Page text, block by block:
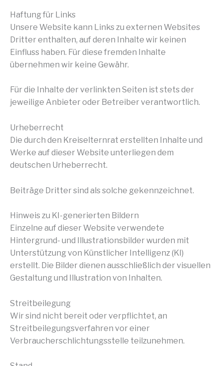
Haftung für Links
Unsere Website kann Links zu externen Websites
Dritter enthalten, auf deren Inhalte wir keinen
Einfluss haben. Für diese fremden Inhalte
übernehmen wir keine Gewähr.
Für die Inhalte der verlinkten Seiten ist stets der
jeweilige Anbieter oder Betreiber verantwortlich.
Urheberrecht
Die durch den Kreiselternrat erstellten Inhalte und
Werke auf dieser Website unterliegen dem
deutschen Urheberrecht.
Beiträge Dritter sind als solche gekennzeichnet.
Hinweis zu KI-generierten Bildern
Einzelne auf dieser Website verwendete
Hintergrund- und Illustrationsbilder wurden mit
Unterstützung von Künstlicher Intelligenz (KI)
erstellt. Die Bilder dienen ausschließlich der visuellen
Gestaltung und Illustration von Inhalten.
Streitbeilegung
Wir sind nicht bereit oder verpflichtet, an
Streitbeilegungsverfahren vor einer
Verbraucherschlichtungsstelle teilzunehmen.